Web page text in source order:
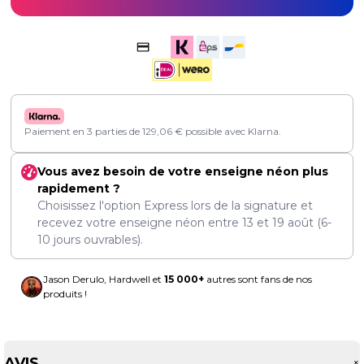
Paiement en 3 parties de 129,06 € possible avec Klarna.
Vous avez besoin de votre enseigne néon plus
rapidement ?
Choisissez l'option Express lors de la signature et
recevez votre enseigne néon entre 13 et 19 août (6-
10 jours ouvrables).
Jason Derulo, Hardwell et 15 000+ autres sont fans de nos
produits !